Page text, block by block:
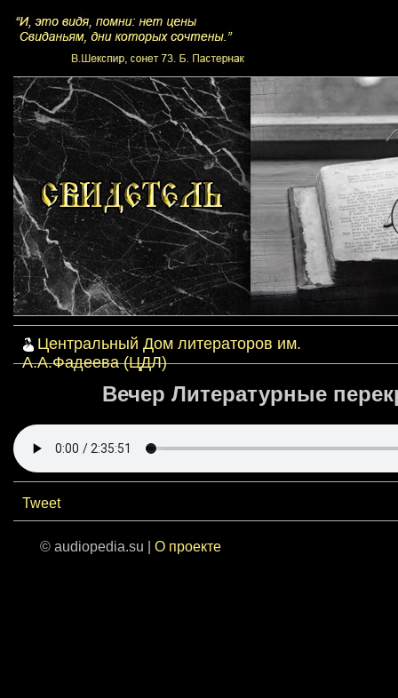
Центральный Дом литераторов им.
А.А.Фадеева (ЦДЛ)
Вечер Литературные
Tweet
© audiopedia.su | О проекте